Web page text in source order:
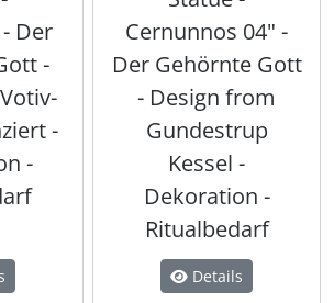
Der
-
-
-
Cernunnos 04" -
Der Gehörnte Gott
- Design from
Gundestrup
Kessel -
Dekoration -
Ritualbedarf
Details